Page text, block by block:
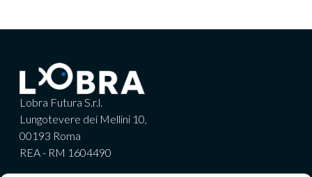
Lobra Futura S.r.l.
Lungotevere dei Mellini 10,
00193 Roma
REA - RM 1604490